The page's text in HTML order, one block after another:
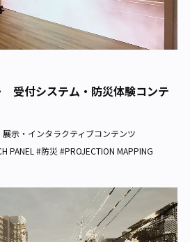
受付システム・防災体験コンテ
展示・インタラクティブコンテンツ
PANEL #防災 #PROJECTION MAPPING